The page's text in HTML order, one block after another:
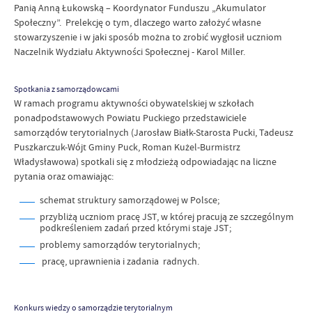
Panią Anną Łukowską – Koordynator Funduszu „Akumulator
Społeczny”. Prelekcję o tym, dlaczego warto założyć własne
stowarzyszenie i w jaki sposób można to zrobić wygłosił uczniom
Naczelnik Wydziału Aktywności Społecznej - Karol Miller.
Spotkania z samorządowcami
W ramach programu aktywności obywatelskiej w szkołach
ponadpodstawowych Powiatu Puckiego przedstawiciele
samorządów terytorialnych (Jarosław Białk-Starosta Pucki, Tadeusz
Puszkarczuk-Wójt Gminy Puck, Roman Kużel-Burmistrz
Władysławowa) spotkali się z młodzieżą odpowiadając na liczne
pytania oraz omawiając:
schemat struktury samorządowej w Polsce;
przybliżą uczniom pracę JST, w której pracują ze szczególnym
podkreśleniem zadań przed którymi staje JST;
problemy samorządów terytorialnych;
pracę, uprawnienia i zadania radnych.
Konkurs wiedzy o samorządzie terytorialnym